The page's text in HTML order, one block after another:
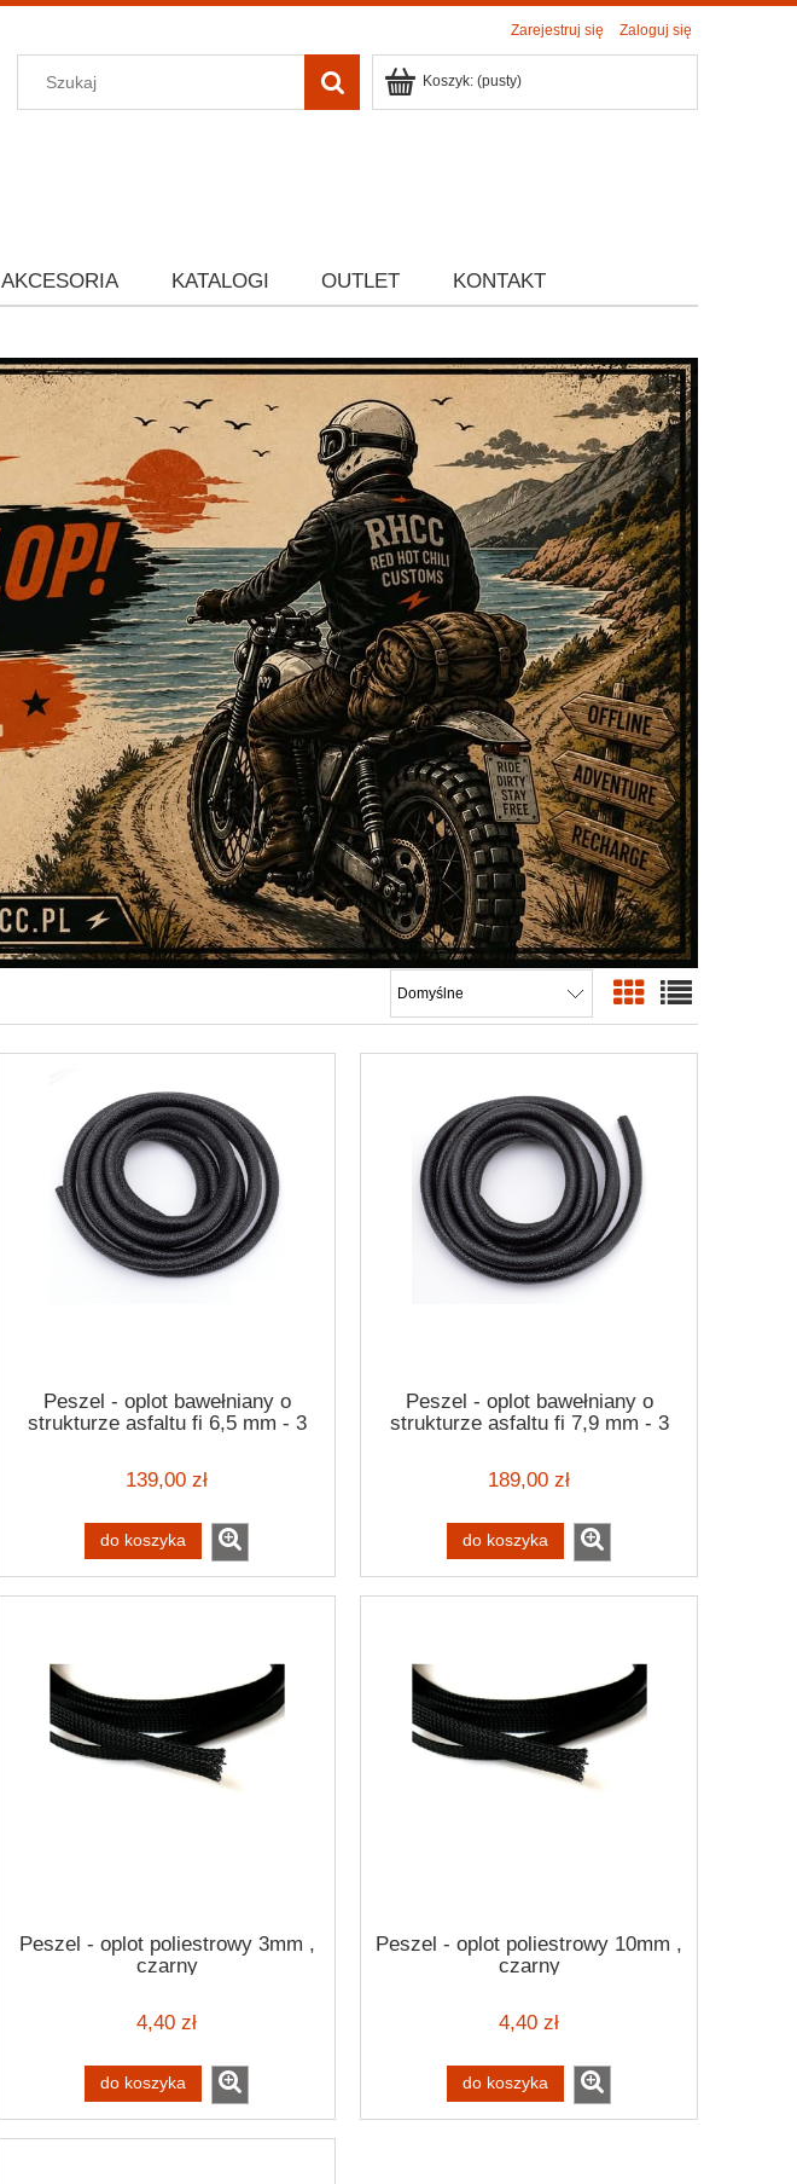
Zarejestruj się Zaloguj się
Koszyk: (pusty)
AKCESORIA KATALOGI OUTLET KONTAKT
Peszel - oplot bawełniany o
strukturze asfaltu fi 6,5 mm - 3
139,00 zł
do koszyka
Peszel - oplot bawełniany o
strukturze asfaltu fi 7,9 mm - 3
189,00 zł
do koszyka
Peszel - oplot poliestrowy 3mm ,
czarny
4,40 zł
do koszyka
Peszel - oplot poliestrowy 10mm ,
czarny
4,40 zł
do koszyka